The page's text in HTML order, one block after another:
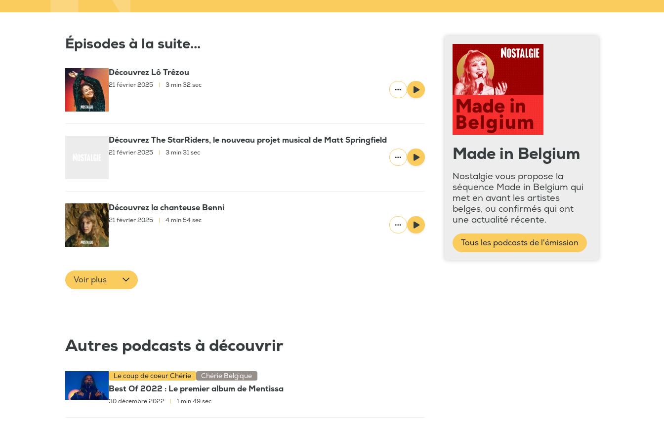
Épisodes à la suite...
Découvrez Lô Trêzou
21 février 2025 | 3 min 32 sec
Découvrez The StarRiders, le nouveau projet musical de Matt Springfield
21 février 2025 | 3 min 31 sec
Découvrez la chanteuse Benni
21 février 2025 | 4 min 54 sec
Voir plus
Made in Belgium
Nostalgie vous propose la
séquence Made in Belgium qui
met en avant les artistes
belges, ou confirmés qui ont
une actualité récente.
Tous les podcasts de l'émission
Autres podcasts à découvrir
Le coup de coeur Chérie Chérie Belgique
Best Of 2022 : Le premier album de Mentissa
30 décembre 2022 1 min 49 sec